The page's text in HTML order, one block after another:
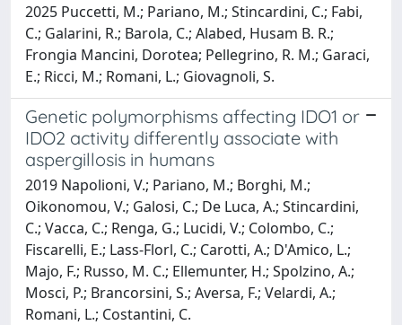
2025 Puccetti, M.; Pariano, M.; Stincardini, C.; Fabi,
C.; Galarini, R.; Barola, C.; Alabed, Husam B. R.;
Frongia Mancini, Dorotea; Pellegrino, R. M.; Garaci,
E.; Ricci, M.; Romani, L.; Giovagnoli, S.
Genetic polymorphisms affecting IDO1 or
IDO2 activity differently associate with
aspergillosis in humans
2019 Napolioni, V.; Pariano, M.; Borghi, M.;
Oikonomou, V.; Galosi, C.; De Luca, A.; Stincardini,
C.; Vacca, C.; Renga, G.; Lucidi, V.; Colombo, C.;
Fiscarelli, E.; Lass-Florl, C.; Carotti, A.; D'Amico, L.;
Majo, F.; Russo, M. C.; Ellemunter, H.; Spolzino, A.;
Mosci, P.; Brancorsini, S.; Aversa, F.; Velardi, A.;
Romani, L.; Costantini, C.